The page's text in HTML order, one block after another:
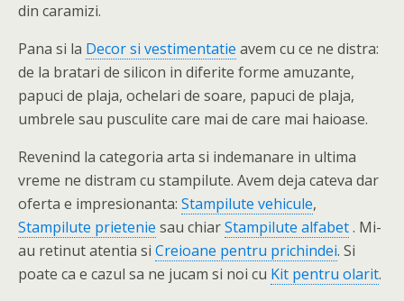
din caramizi.
Pana si la Decor si vestimentatie avem cu ce ne distra:
de la bratari de silicon in diferite forme amuzante,
papuci de plaja, ochelari de soare, papuci de plaja,
umbrele sau pusculite care mai de care mai haioase.
Revenind la categoria arta si indemanare in ultima
vreme ne distram cu stampilute. Avem deja cateva dar
oferta e impresionanta: Stampilute vehicule,
Stampilute prietenie sau chiarStampilute alfabet. Mi-
au retinut atentia si Creioane pentru prichindei. Si
poate ca e cazul sa ne jucam si noi cu Kit pentru olarit.